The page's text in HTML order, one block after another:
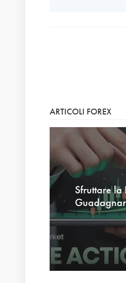
ARTICOLI FOREX
Sfruttare la